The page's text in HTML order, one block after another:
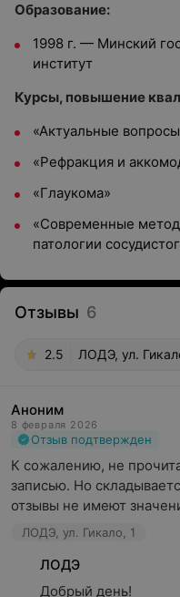
Образование:
1998 г. — Минский
институт
Курсы, повышение
«Актуальные
«Рефракция и
«Глаукома»
«Современные
патологии
Отзывы 6
2.5 ЛОДЭ, ул.
Аноним
8 февраля 2026
Отзыв подтвержден
К сожалению, не
записью. Но
отзывы не имеют
ЛОДЭ, ул. Гикало, 1
ЛОДЭ
Добрый день!